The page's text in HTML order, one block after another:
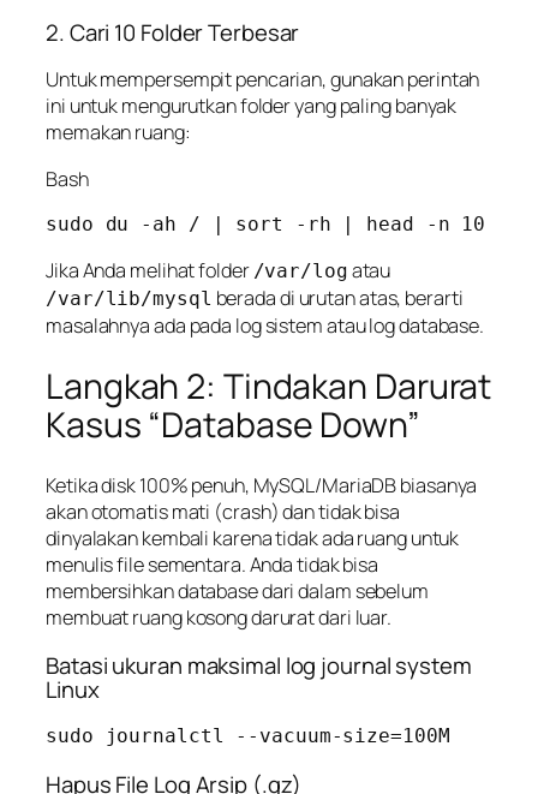
2. Cari 10 Folder Terbesar
Untuk mempersempit pencarian, gunakan perintah
ini untuk mengurutkan folder yang paling banyak
memakan ruang:
Bash
Jika Anda melihat folder /var/log atau
/var/lib/mysql berada di urutan atas, berarti
masalahnya ada pada log sistem atau log database.
Langkah 2: Tindakan Darurat
Kasus “Database Down”
Ketika disk 100% penuh, MySQL/MariaDB biasanya
akan otomatis mati (crash) dan tidak bisa
dinyalakan kembali karena tidak ada ruang untuk
menulis file sementara. Anda tidak bisa
membersihkan database dari dalam sebelum
membuat ruang kosong darurat dari luar.
Batasi ukuran maksimal log journal system
Linux
sudo journalctl --vacuum-size=100M
Hapus File Log Arsip (.gz)